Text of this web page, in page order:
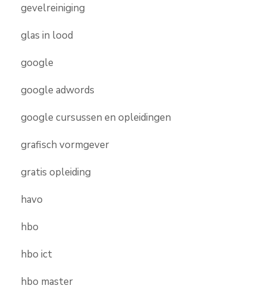
gevelreiniging
glas in lood
google
google adwords
google cursussen en opleidingen
grafisch vormgever
gratis opleiding
havo
hbo
hbo ict
hbo master